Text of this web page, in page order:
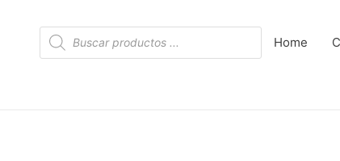
Búsqueda
de
productos
Home